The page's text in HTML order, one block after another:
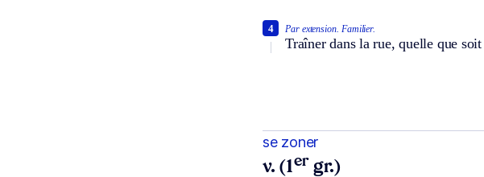
Par extension. Familier.
Traîner dans la rue, quelle que
4
se zoner
v. (1er gr.)